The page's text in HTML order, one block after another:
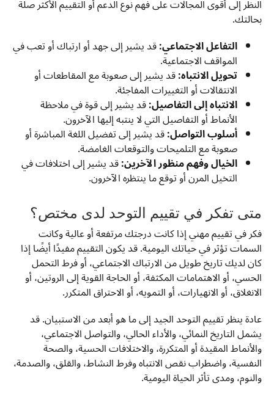
النظر إلى أقوى المجالات على فهم نوع الدعم أو التقييم الأكثر صلة
بحالتك.
التفاعل الاجتماعي:قد يشير إلى جهد أو ارتباك أو تعب في
المواقف الاجتماعية.
تحويل الانتباه:قد يشير إلى صعوبة مع المقاطعات أو
الانتقالات أو التغييرات المفاجئة.
الانتباه إلى التفاصيل:قد يشير إلى قوة في ملاحظة
الأنماط أو التفاصيل التي لا ينتبه إليها الآخرون.
أسلوب التواصل:قد يشير إلى تفضيل اللغة المباشرة أو
صعوبة مع التلميحات والتوقعات الغامضة.
الخيال وفهم منظور الآخرين:قد يشير إلى اختلافات في
التخيل المرن أو توقع ما ينتظره الآخرون.
متى تفكر في تقييم التوحد لدى مختص؟
فكر في تقييم مهني إذا كانت درجتك مرتفعة أو عالية وكانت
السمات تؤثر في حياتك اليومية. قد يكون التقييم مفيدًا أيضًا إذا
كان لديك تاريخ طويل من الارتباك الاجتماعي، أو فرط التحمل
الحسي، أو الاهتمامات المكثفة، أو الحاجة القوية إلى الروتين، أو
الانغلاق، أو الانهيارات، أو التمويه، أو الاحتراق المتكرر.
عادة ينظر تقييم التوحد الجيد إلى ما هو أبعد من الاستبيان. قد
يشمل التاريخ النمائي، والأداء الحالي، والتواصل الاجتماعي،
والأنماط المقيدة أو المتكررة، والاختلافات الحسية، والصحة
النفسية، واضطراب نقص الانتباه وفرط النشاط، والقلق، والصدمة،
والنوم، ومدى تأثر الحياة اليومية.